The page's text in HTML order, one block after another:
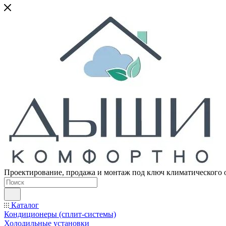
Проектирование, продажа и монтаж под ключ климатического
Каталог
Кондиционеры (сплит-системы)
Холодильные установки